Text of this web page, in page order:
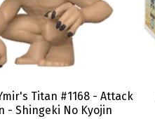
Titan #1168 - Attack
- Shingeki No Kyojin